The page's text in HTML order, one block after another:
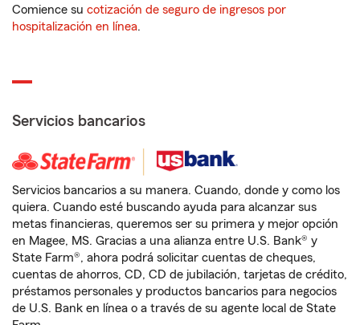
Comience su cotización de seguro de ingresos por
hospitalización en línea.
Servicios bancarios
Servicios bancarios a su manera. Cuando, donde y como los
quiera. Cuando esté buscando ayuda para alcanzar sus
metas financieras, queremos ser su primera y mejor opción
en Magee, MS. Gracias a una alianza entre U.S. Bank® y
State Farm®, ahora podrá solicitar cuentas de cheques,
cuentas de ahorros, CD, CD de jubilación, tarjetas de crédito,
préstamos personales y productos bancarios para negocios
de U.S. Bank en línea o a través de su agente local de State